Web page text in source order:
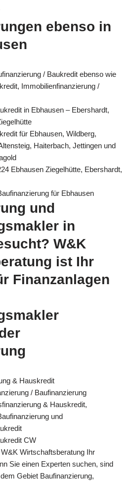
ebenso in
/ Baukredit ebenso wie
Immobilienfinanzierung /
in Ebhausen – Ebershardt,
für Ebhausen, Wildberg,
Haiterbach, Jettingen und
Ebhausen Ziegelhütte, Ebershardt,
für Ebhausen
und
in
W&K
ist Ihr
Finanzanlagen
& Hauskredit
/ Baufinanzierung
& Hauskredit,
und
CW
Wirtschaftsberatung Ihr
Sie einen Experten suchen, sind
Gebiet Baufinanzierung,